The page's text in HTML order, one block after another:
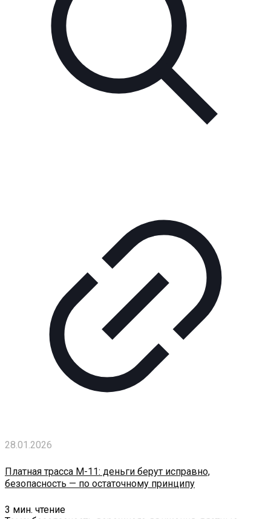
28.01.2026
Платная трасса М-11: деньги берут исправно,
безопасность — по остаточному принципу
3 мин. чтение